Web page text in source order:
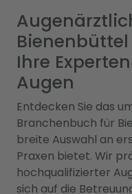
Ihre
Augen
Entdecken Sie das
Branchenbuch für
breite Auswahl an
Praxen bietet. Wir
hochqualifizierter
sich auf die